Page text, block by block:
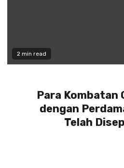
2 min read
Para Kombatan
dengan
Telah